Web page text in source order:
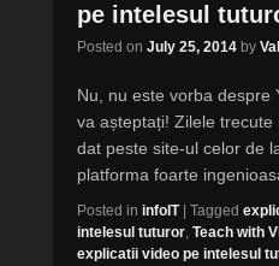
pe intelesul
Posted on July 25, 2014 by
Nu, nu este vorba despre
va așteptați! Zilele
dat peste site-ul celor de
platforma foarte
Posted in infoIT Tagged
intelesul tuturor, Teach with
explicatii video pe intelesul